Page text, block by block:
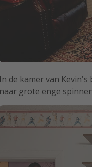
In de kamer van
naar grote enge